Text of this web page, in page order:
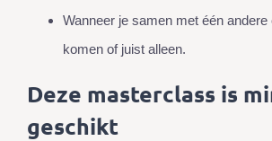
Wanneer je samen met één andere
komen of juist alleen.
Deze masterclass is
geschikt